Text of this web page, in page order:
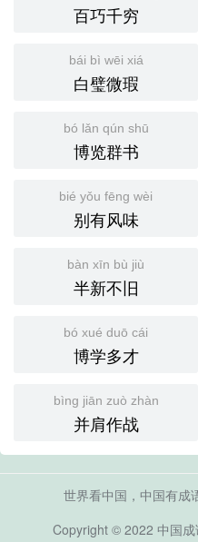
百巧千穷
bái bì wēi xiá
白璧微瑕
bó lǎn qún shū
博览群书
bié yǒu fēng wèi
别有风味
bàn xīn bù jiù
半新不旧
bó xué duō cái
博学多才
bìng jiān zuò zhàn
并肩作战
世界看中国，中国有成
Copyright © 2022 中国